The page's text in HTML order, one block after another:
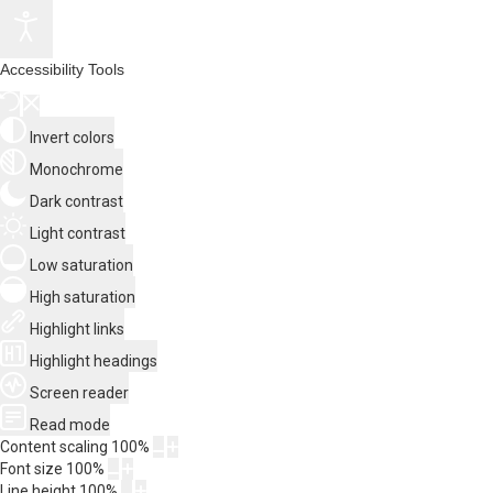
Accessibility Tools
Invert colors
Monochrome
Dark contrast
Light contrast
Low saturation
High saturation
Highlight links
Highlight headings
Screen reader
Read mode
Content scaling 100%
Font size 100%